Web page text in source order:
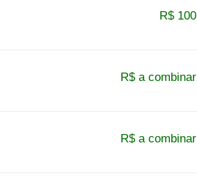
R$ 100
R$ a combinar
R$ a combinar